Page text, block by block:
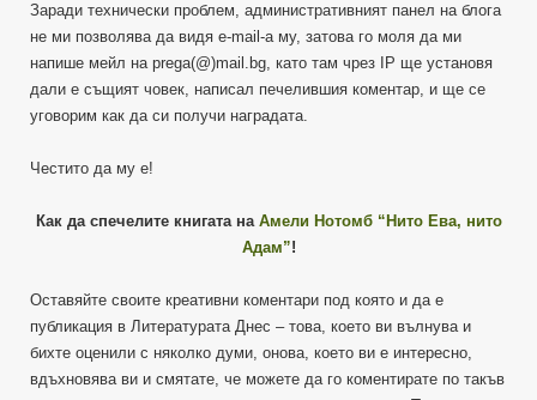
Заради технически проблем, административният панел на блога
не ми позволява да видя e-mail-а му, затова го моля да ми
напише мейл на prega(@)mail.bg, като там чрез IP ще установя
дали е същият човек, написал печелившия коментар, и ще се
уговорим как да си получи наградата.
Честито да му е!
Как да спечелите книгата на Амели Нотомб “Нито Ева, нито
Адам”!
Оставяйте своите креативни коментари под която и да е
публикация в Литературата Днес – това, което ви вълнува и
бихте оценили с няколко думи, онова, което ви е интересно,
вдъхновява ви и смятате, че можете да го коментирате по такъв